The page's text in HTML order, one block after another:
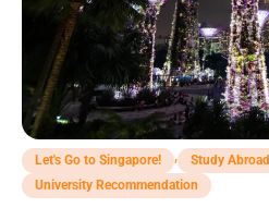
Let's Go to Singapore! , Study Abroad
University Recommendation